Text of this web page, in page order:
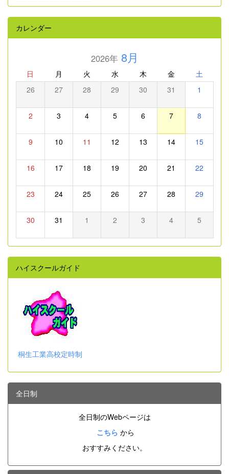
カレンダー
2026年8月
日 月 火 水 木 金 土
26 27 28 29 30 31 1
2 3 4 5 6 7 8
9 10 11 12 13 14 15
16 17 18 19 20 21 22
23 24 25 26 27 28 29
30 31 1 2 3 4 5
ハイスクールガイド
桐生工業高校定時制
全日制
全日制のWebページは
こちら から
おすすみください。